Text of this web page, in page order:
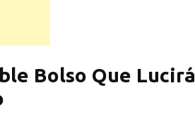
Bolso Que Lucirá